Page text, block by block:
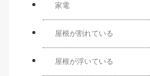
家電
屋根が割れている
屋根が浮いている